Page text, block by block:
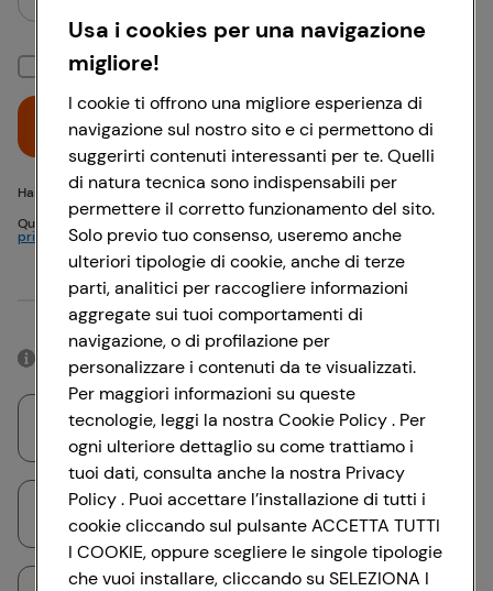
Mantieni la sessione attiva
Hai problemi di accesso? {{recover-pwd}} o {{recover-email}}
Questo sito è protetto da reCAPTCHA e si applicano
privacy eTermini di servizioGoogle
Accedi
Oppure
Accedendo con il tuo account social, rimarrai connesso per 12 ore.
Accedi con Google
Usa i cookies per una navigazione
migliore!
I cookie ti offrono una migliore esperienza di
navigazione sul nostro sito e ci permettono di
suggerirti contenuti interessanti per te. Quelli
di natura tecnica sono indispensabili per
permettere il corretto funzionamento del sito.
Solo previo tuo consenso, useremo anche
ulteriori tipologie di cookie, anche di terze
parti, analitici per raccogliere informazioni
aggregate sui tuoi comportamenti di
navigazione, o di profilazione per
personalizzare i contenuti da te visualizzati.
Per maggiori informazioni su queste
tecnologie, leggi la nostra Cookie Policy . Per
ogni ulteriore dettaglio su come trattiamo i
tuoi dati, consulta anche la nostra Privacy
Policy . Puoi accettare l’installazione di tutti i
cookie cliccando sul pulsante ACCETTA TUTTI
I COOKIE, oppure scegliere le singole tipologie
che vuoi installare, cliccando su SELEZIONA I